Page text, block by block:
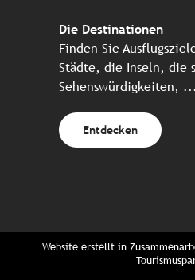
Die Destinationen
Finden Sie
Städte, die Inseln, die
Sehenswürdigkeiten, ...
Entdecken
Website erstellt in